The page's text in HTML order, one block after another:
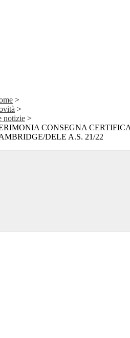
>
>
notizie >
CONSEGNA
DELE A.S. 21/22